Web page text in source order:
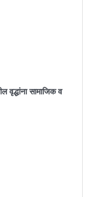
वृद्धांना सामाजिक व